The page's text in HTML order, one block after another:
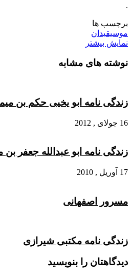
.
برچسب ها
موسیقیدان
نمایش بیشتر
نوشته های مشابه
زندگی نامه ابو یخیی حکم بن
16 جولای , 2012
زندگی نامه ابو عبدالله جعفر
17 آوریل , 2010
مسرور اصفهانی
زندگی نامه مکتبی شیرازی
دیدگاهتان را بنویسید